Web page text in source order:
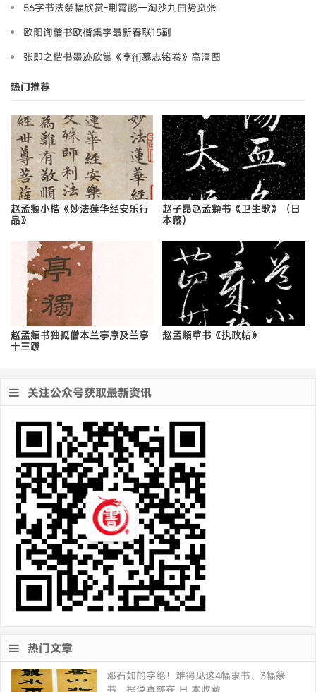
56字书法条幅欣赏-荆霄鹏—淘沙九曲势贲张
欧阳询楷书欧楷集字最新春联15副
张即之楷书墨迹欣赏《李衎墓志铭卷》高清图
热门推荐
赵孟頫小楷《妙法莲华经安乐行
品》
赵子昂赵孟頫书《卫生歌》（日
本藏）
赵孟頫书独孤僧本兰亭序及兰亭
十三跋
赵孟頫草书《执政帖》
关注公众号获取最新资讯
热门文章
邓石如的字绝！难得见这4幅隶书、3幅篆